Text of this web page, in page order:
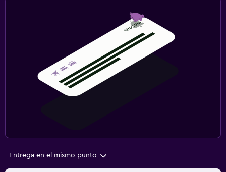
Entrega en el mismo punto